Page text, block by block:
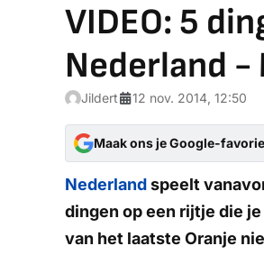
VIDEO: 5
Nederland -
Jildert 12 nov. 2014, 12:50
Maak ons je Google-
Nederlandspeelt
dingen op een rijtje die
van het laatste Oranje